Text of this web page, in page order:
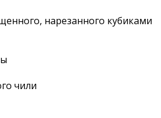
нарезанного кубиками
чили